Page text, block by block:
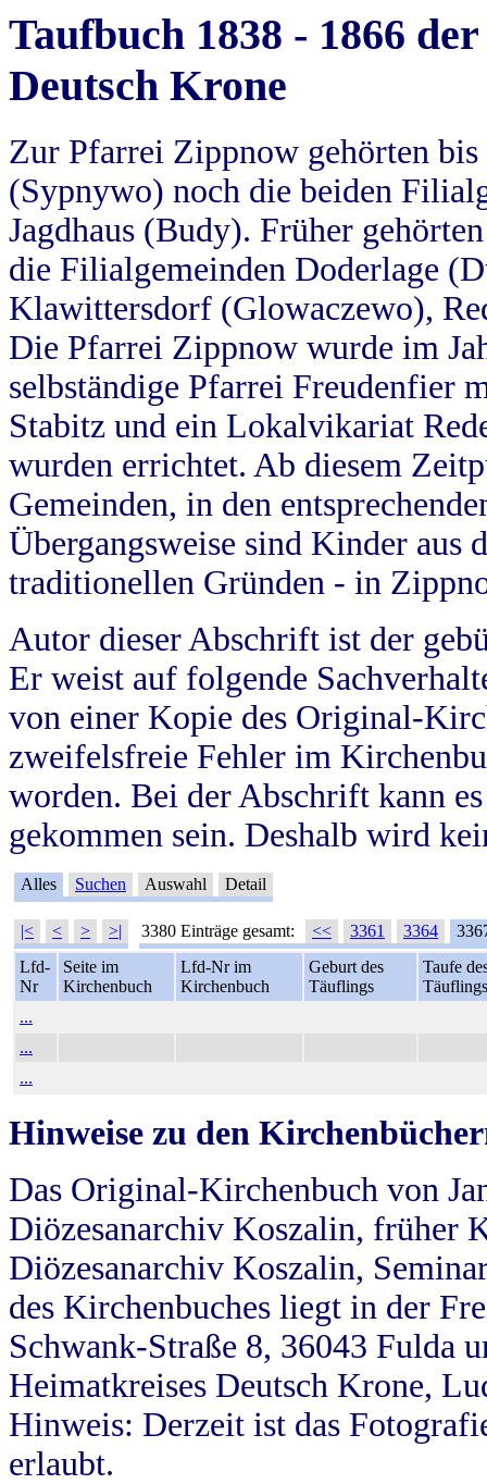
Taufbuch 1838 - 1866
Deutsch Krone
Zur Pfarrei Zippnow gehörten
(Sypnywo) noch die beiden
Jagdhaus (Budy). Früher
die Filialgemeinden Doderlage
Klawittersdorf (Glowaczewo),
Die Pfarrei Zippnow wurde im
selbständige Pfarrei Freudenfier
Stabitz und ein Lokalvikariat
wurden errichtet. Ab diesem
Gemeinden, in den
Übergangsweise sind Kinder aus
traditionellen Gründen - in
Autor dieser Abschrift ist der
Er weist auf folgende
von einer Kopie des Original-
zweifelsfreie Fehler im
worden. Bei der Abschrift kann
gekommen sein. Deshalb wird
Alles Suchen Auswahl Detail
|< < > >| 3380 Einträge gesamt: << 3361 3364
Lfd-
Nr
Seite im
Kirchenbuch
Lfd-Nr im
Kirchenbuch
Geburt des
Täuflings
Taufe
Täuflings
...
...
...
Hinweise zu den
Das Original-Kirchenbuch von
Diözesanarchiv Koszalin, früher
Diözesanarchiv Koszalin,
des Kirchenbuches liegt in der
Schwank-Straße 8, 36043 Fulda
Heimatkreises Deutsch Krone,
Hinweis: Derzeit ist das
erlaubt.